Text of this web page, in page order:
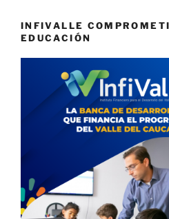
INFIVALLE
EDUCACIÓN